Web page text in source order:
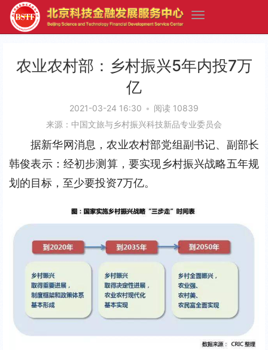
农业农村部：乡村振兴5年内投7万
亿
2021-03-24 16:30 • 阅读 10839
来源：中国文旅与乡村振兴科技新品专业委员会
据新华网消息，农业农村部党组副书记、副部长
韩俊表示：经初步测算，要实现乡村振兴战略五年规
划的目标，至少要投资7万亿。